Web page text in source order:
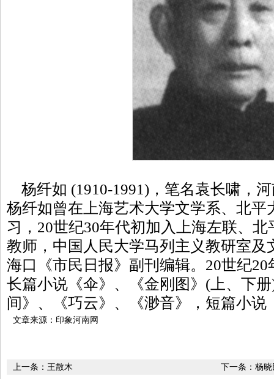
杨纤如 (1910-1991)，笔名袁长啸，
杨纤如曾在上海艺术大学文学系、北平
习，20世纪30年代初加入上海左联、
教师，中国人民大学马列主义教研室及
海口《市民日报》副刊编辑。20世纪
长篇小说《伞》、《金刚图》(上、下
间》、《巧云》、《渺音》，短篇小说
文章来源：印象河南网
下一条： 杨晓
上一条： 王散木